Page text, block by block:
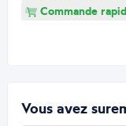
Commande
Vous avez